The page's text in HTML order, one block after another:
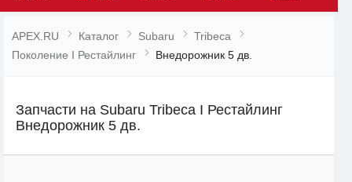
APEX.RU Каталог Subaru
Tribeca
Поколение I Рестайлинг
Внедорожник 5 дв.
Запчасти на Subaru Tribeca I Рестайлинг
Внедорожник 5 дв.